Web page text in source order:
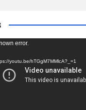
error.
youtu.be/hTGgM7MMlcA?_=1